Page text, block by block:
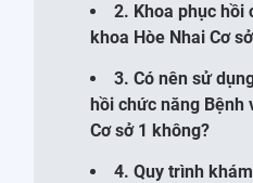
2. Khoa phục hồi
khoa Hòe Nhai Cơ
3. Có nên sử
hồi chức năng Bệnh
Cơ sở 1 không?
4. Quy trình